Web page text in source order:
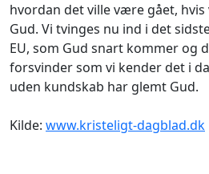
hvordan det ville være gået,
Gud. Vi tvinges nu ind i det
EU, som Gud snart kommer og
forsvinder som vi kender det i
uden kundskab har glemt Gud.
Kilde: www.kristeligt-dagblad.dk